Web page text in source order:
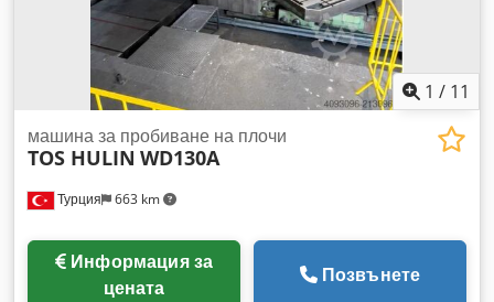
1 / 11
Турция 663 km
машина за пробиване на плочи
TOS HULIN WD130A
Информация за
цената
Позвънете